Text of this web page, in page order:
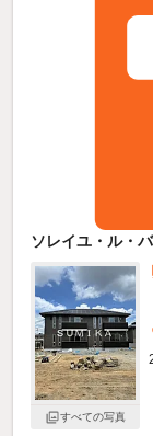
ソレイユ・ル・
すべての写真